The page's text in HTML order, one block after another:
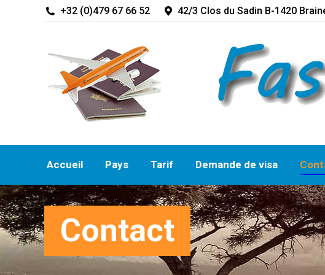
+32 (0)479 67 66 52 42/3 Clos du Sadin B-1420
Accueil Pays Tarif Demande de visa
Contact